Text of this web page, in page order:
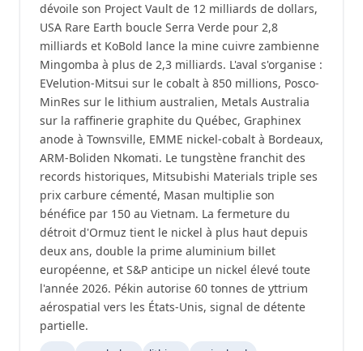
dévoile son Project Vault de 12 milliards de dollars,
USA Rare Earth boucle Serra Verde pour 2,8
milliards et KoBold lance la mine cuivre zambienne
Mingomba à plus de 2,3 milliards. L'aval s'organise :
EVelution-Mitsui sur le cobalt à 850 millions, Posco-
MinRes sur le lithium australien, Metals Australia
sur la raffinerie graphite du Québec, Graphinex
anode à Townsville, EMME nickel-cobalt à Bordeaux,
ARM-Boliden Nkomati. Le tungstène franchit des
records historiques, Mitsubishi Materials triple ses
prix carbure cémenté, Masan multiplie son
bénéfice par 150 au Vietnam. La fermeture du
détroit d'Ormuz tient le nickel à plus haut depuis
deux ans, double la prime aluminium billet
européenne, et S&P anticipe un nickel élevé toute
l'année 2026. Pékin autorise 60 tonnes de yttrium
aérospatial vers les États-Unis, signal de détente
partielle.